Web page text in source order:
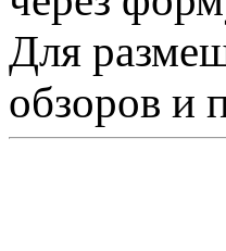
Для
обзоров и